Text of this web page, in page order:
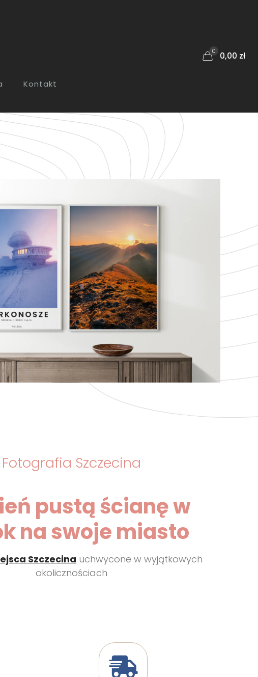
Kontakt
0 0,00 zł
Fotografia Szczecina
pustą ścianę w
na swoje miasto
Szczecina uchwycone w wyjątkowych
okolicznościach